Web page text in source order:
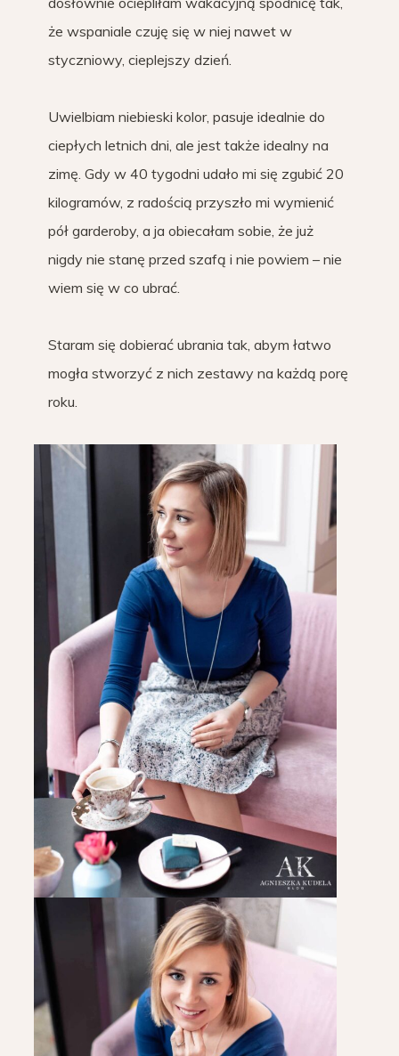
że wspaniale czuję się w niej nawet w
styczniowy, cieplejszy dzień.
Uwielbiam niebieski kolor, pasuje idealnie do
ciepłych letnich dni, ale jest także idealny na
zimę. Gdy w 40 tygodni udało mi się zgubić 20
kilogramów, z radością przyszło mi wymienić
pół garderoby, a ja obiecałam sobie, że już
nigdy nie stanę przed szafą i nie powiem – nie
wiem się w co ubrać.
Staram się dobierać ubrania tak, abym łatwo
mogła stworzyć z nich zestawy na każdą porę
roku.